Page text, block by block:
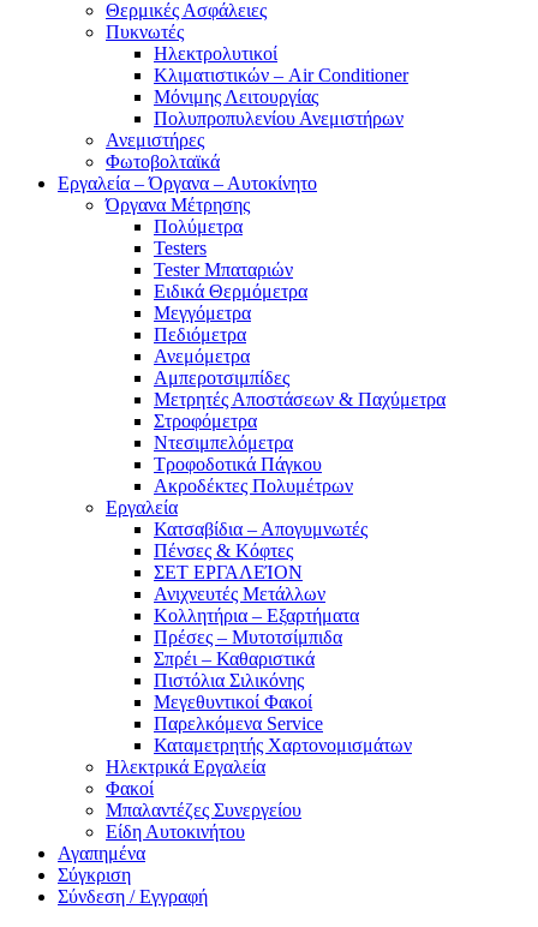
Θερμικές Ασφάλειες
Πυκνωτές
Ηλεκτρολυτικοί
Κλιματιστικών – Air Conditioner
Μόνιμης Λειτουργίας
Πολυπροπυλενίου Ανεμιστήρων
Ανεμιστήρες
Φωτοβολταϊκά
Εργαλεία – Όργανα – Αυτοκίνητο
Όργανα Μέτρησης
Πολύμετρα
Testers
Tester Μπαταριών
Ειδικά Θερμόμετρα
Μεγγόμετρα
Πεδιόμετρα
Ανεμόμετρα
Αμπεροτσιμπίδες
Μετρητές Αποστάσεων & Παχύμετρα
Στροφόμετρα
Ντεσιμπελόμετρα
Τροφοδοτικά Πάγκου
Ακροδέκτες Πολυμέτρων
Εργαλεία
Κατσαβίδια – Απογυμνωτές
Πένσες & Κόφτες
ΣΕΤ ΕΡΓΑΛΕΊΟΝ
Ανιχνευτές Μετάλλων
Κολλητήρια – Εξαρτήματα
Πρέσες – Μυτοτσίμπιδα
Σπρέι – Καθαριστικά
Πιστόλια Σιλικόνης
Μεγεθυντικοί Φακοί
Παρελκόμενα Service
Καταμετρητής Χαρτονομισμάτων
Ηλεκτρικά Εργαλεία
Φακοί
Μπαλαντέζες Συνεργείου
Είδη Αυτοκινήτου
Αγαπημένα
Σύγκριση
Σύνδεση / Εγγραφή